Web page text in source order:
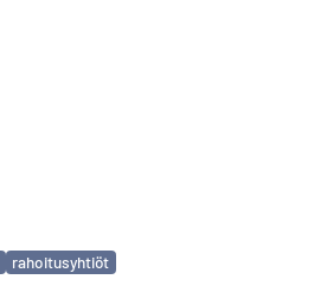
rahoitusyhtiöt